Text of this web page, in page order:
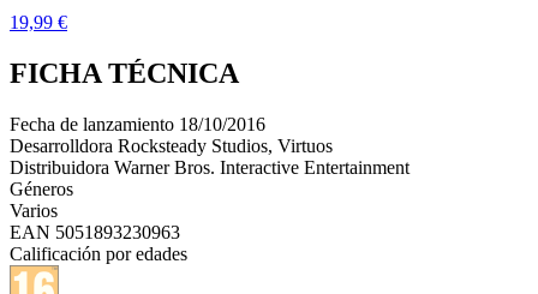
19,99 €
FICHA TÉCNICA
Fecha de lanzamiento 18/10/2016
Desarrolldora Rocksteady Studios, Virtuos
Distribuidora Warner Bros. Interactive Entertainment
Géneros
Varios
EAN 5051893230963
Calificación por edades